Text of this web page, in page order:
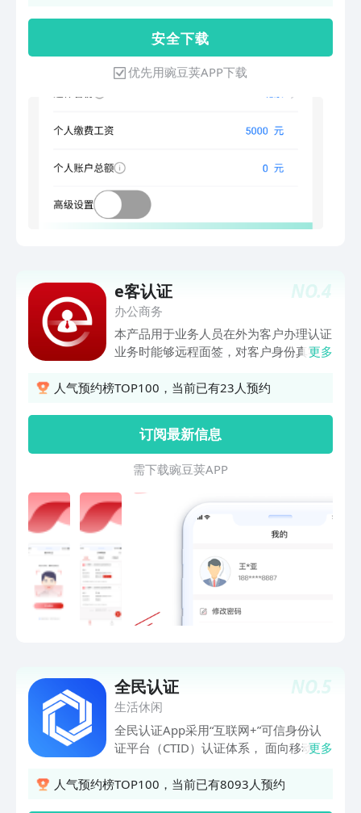
单位职工、城乡居民等职业都可以帮你计
算出大概的退休养老金，并提供详细的养
老金信息列表。同时还有房贷计算、公积
金借款计算、组合贷款计算、个人贷款计
计算工具，以及各种利率行情信息查看都
安 全 下 载
优先用豌豆荚APP下载
NO.4
e客认证
办公商务
本产品用于业务人员在外为客户办理认证
业务时能够远程面签，对客户身份真实性
决疫情期间，客户到网点办理业务的不便
中，提升风险管控能力。
更多
人气预约榜TOP100，当前已有23人预约
订阅最新信息
需 下 载 豌 豆 荚 A P P
NO.5
全民认证
生活休闲
全民认证App采用“互联网+”可信身份认
证平台（CTID）认证体系， 面向移动互
馆、上网吧等多项业务应用系统进行多种
更多
人气预约榜TOP100，当前已有8093人预约